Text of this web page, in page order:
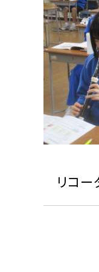
リコー